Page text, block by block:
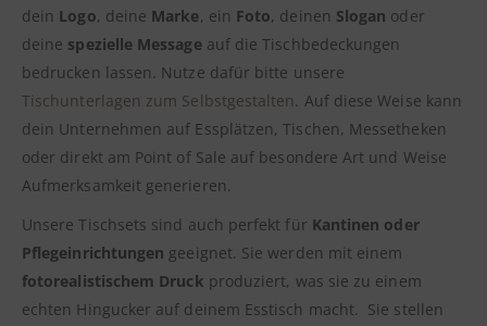
dein Logo, deine Marke, ein Foto, deinen Slogan oder
deine spezielle Messageauf die Tischbedeckungen
bedrucken lassen. Nutze dafür bitte unsere
Tischunterlagen zum Selbstgestalten. Auf diese Weise kann
dein Unternehmen auf Essplätzen, Tischen, Messetheken
oder direkt am Point of Sale auf besondere Art und Weise
Aufmerksamkeit generieren.
Unsere Tischsets sind auch perfekt für Kantinen oder
Pflegeinrichtungen geeignet. Sie werden mit einem
fotorealistischem Druck produziert, was sie zu einem
echten Hingucker auf deinem Esstisch macht. Sie stellen